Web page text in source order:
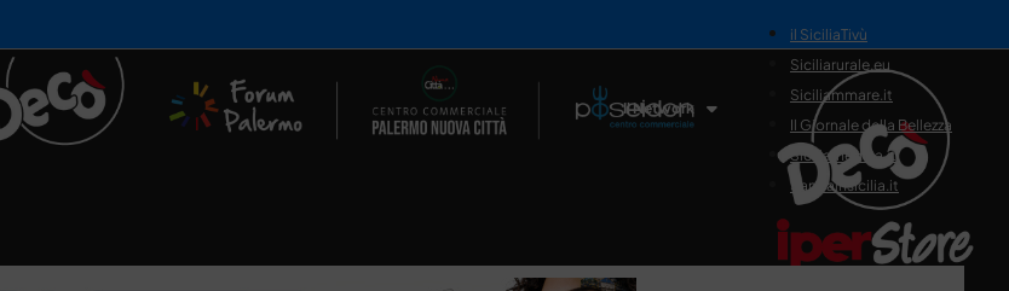
Il Network
il SiciliaTivù
Siciliarurale.eu
Siciliammare.it
Il Giornale della Bellezza
Siciliamedica.it
Sanitainsicilia.it